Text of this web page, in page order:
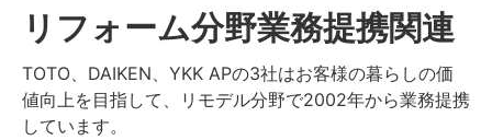
リフォーム分野業務提携関連
TOTO、DAIKEN、YKK APの3社はお客様の暮らしの価
値向上を目指して、リモデル分野で2002年から業務提携
しています。